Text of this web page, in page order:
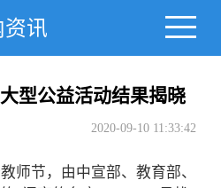
资讯
型公益活动结果揭晓
2020-09-10 11:33:42
节，由中宣部、教育部、